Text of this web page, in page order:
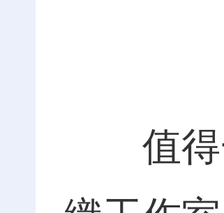
值得一